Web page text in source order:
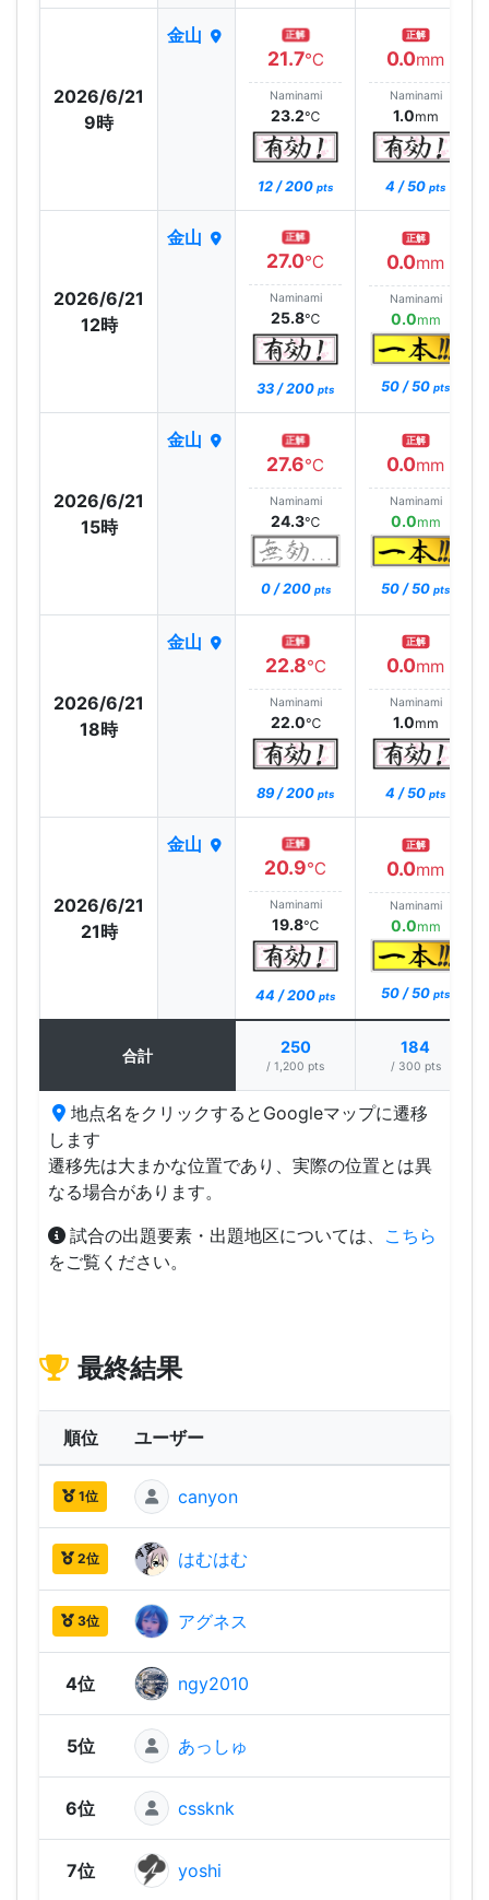
2026/6/21
9時
金山 正解
21.7℃
Naminami
23.2℃
12 / 200 pts
正解
0.0mm
Naminami
1.0mm
4 / 50 pts
2026/6/21
12時
金山 正解
27.0℃
Naminami
25.8℃
33 / 200 pts
正解
0.0mm
Naminami
0.0mm
50 / 50 pts
2026/6/21
15時
金山 正解
27.6℃
Naminami
24.3℃
0 / 200 pts
正解
0.0mm
Naminami
0.0mm
50 / 50 pts
2026/6/21
18時
金山 正解
22.8℃
Naminami
22.0℃
89 / 200 pts
正解
0.0mm
Naminami
1.0mm
4 / 50 pts
2026/6/21
21時
金山 正解
20.9℃
Naminami
19.8℃
44 / 200 pts
正解
0.0mm
Naminami
0.0mm
50 / 50 pts
合計 250
/ 1,200 pts
184
/ 300 pts
地点名をクリックするとGoogleマップに遷移
します
遷移先は大まかな位置であり、実際の位置とは異
なる場合があります。
試合の出題要素・出題地区については、 こちら
をご覧ください。
最終結果
順位 ユーザー
1位 canyon
2位 はむはむ
3位 アグネス
4位 ngy2010
5位 あっしゅ
6位 cssknk
7位 yoshi